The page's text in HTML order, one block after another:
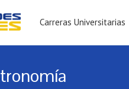
Carreras Universitarias